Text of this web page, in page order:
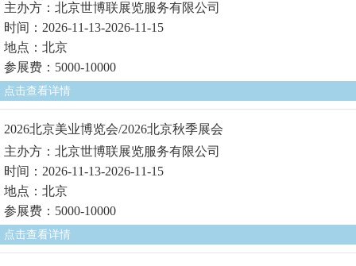
主办方：北京世博联展览服务有限公司
时间：2026-11-13-2026-11-15
地点：北京
参展费：5000-10000
点击查看详情
2026北京美业博览会/2026北京秋季展会
主办方：北京世博联展览服务有限公司
时间：2026-11-13-2026-11-15
地点：北京
参展费：5000-10000
点击查看详情